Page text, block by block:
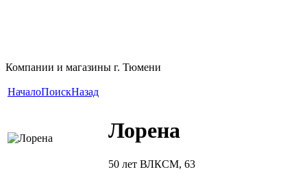
Компании и магазины г. Тюмени
НачалоПоискНазад
Лорена
50 лет ВЛКСМ, 63